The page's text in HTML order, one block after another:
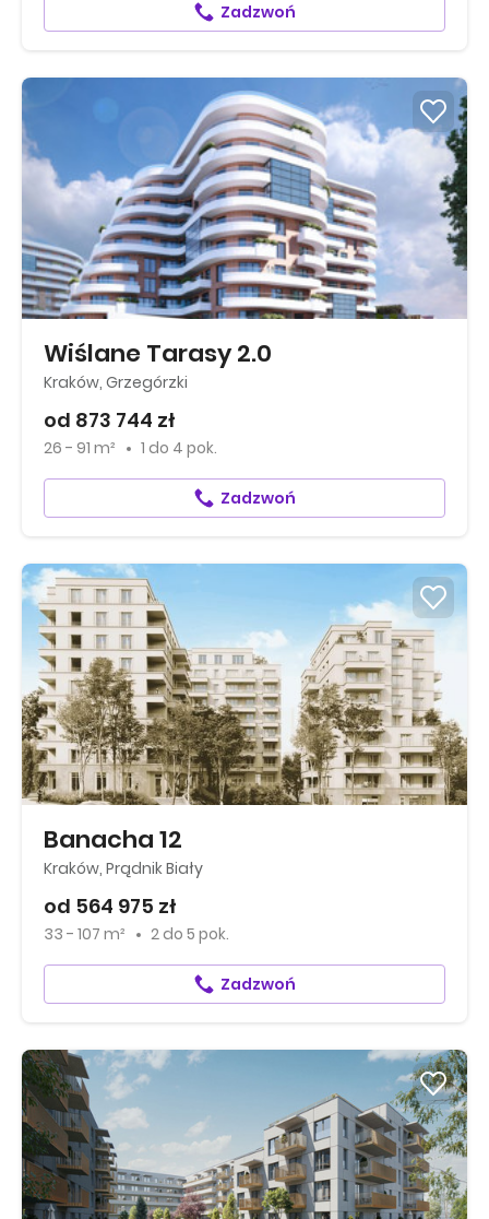
Zadzwoń
Wiślane Tarasy 2.0
Kraków, Grzegórzki
od 873 744 zł
26 - 91 m² 1 do 4 pok.
Zadzwoń
Banacha 12
Kraków, Prądnik Biały
od 564 975 zł
33 - 107 m² 2 do 5 pok.
Zadzwoń